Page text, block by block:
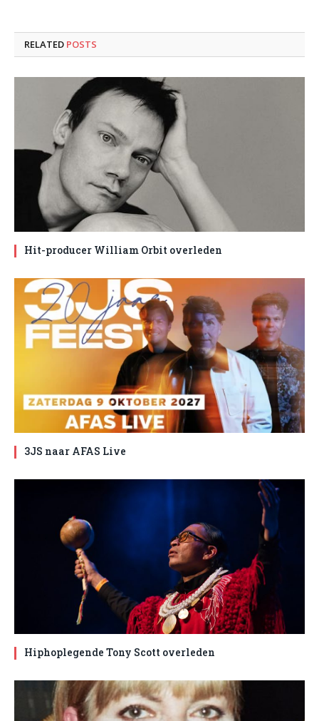
RELATED POSTS
Hit-producer William Orbit overleden
3JS naar AFAS Live
Hiphoplegende Tony Scott overleden